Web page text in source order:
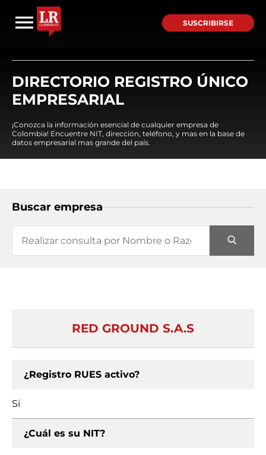
SUSCRIBIRSE
DIRECTORIO REGISTRO ÚNICO
EMPRESARIAL
¡Conozca la información esencial de cualquier empresa de
Colombia! Encuentre NIT, dirección, teléfono, y mas en la base de
datos empresarial mas grande del país.
Buscar empresa
RED GROUND S.A.S
¿Registro RUES activo?
Si
¿Cuál es su NIT?